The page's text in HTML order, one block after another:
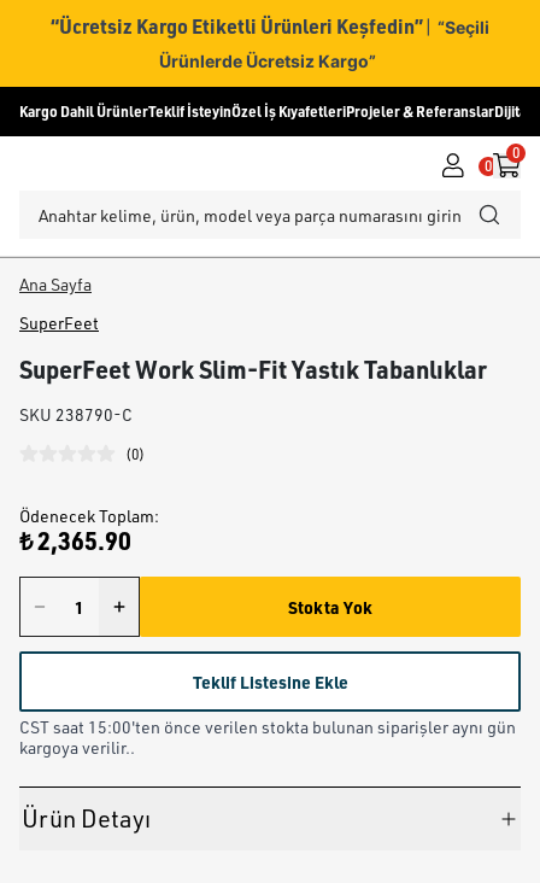
“Ücretsiz Kargo Etiketli Ürünleri Keşfedin” | “Seçili
Ürünlerde Ücretsiz Kargo”
Kargo Dahil ÜrünlerTeklif İsteyinÖzel İş KıyafetleriProjeler & ReferanslarDijital
0
0
Ana Sayfa
SuperFeet
SuperFeet Work Slim-Fit Yastık Tabanlıklar
SKU 238790-C
(0)
Ödenecek Toplam:
₺ 2,365.90
Stokta Yok
Teklif Listesine Ekle
CST saat 15:00'ten önce verilen stokta bulunan siparişler aynı gün
kargoya verilir..
Ürün Detayı